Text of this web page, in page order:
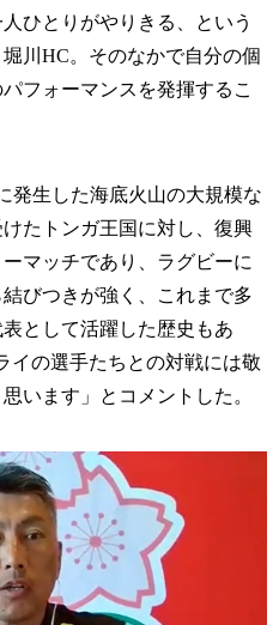
ひとりがやりきる、という
川HC。そのなかで自分の個
フォーマンスを発揮するこ
生した海底火山の大規模な
たトンガ王国に対し、復興
マッチであり、ラグビーに
びつきが強く、これまで多
として活躍した歴史もあ
イの選手たちとの対戦には敬
います」とコメントした。